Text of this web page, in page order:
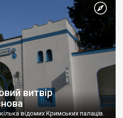
витвір
відомих Кримських палаців.